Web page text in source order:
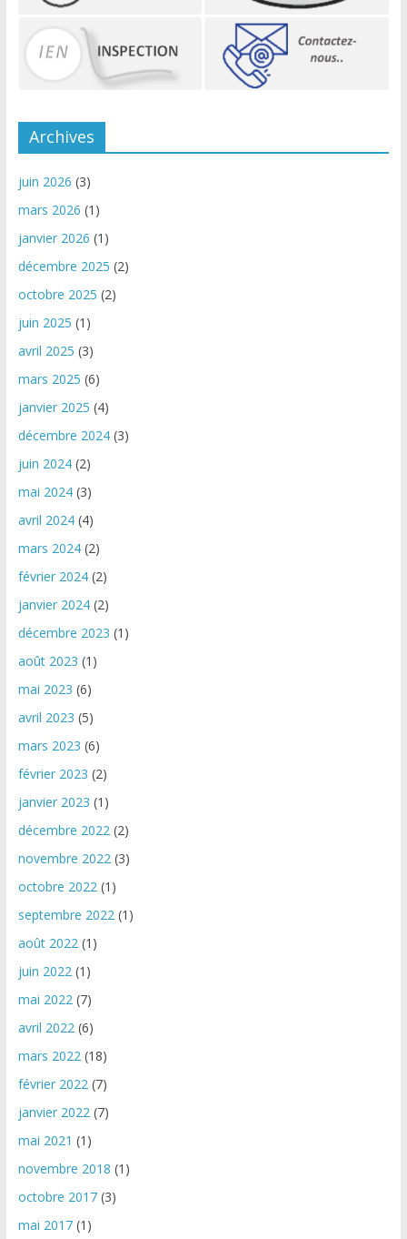
Archives
juin 2026 (3)
mars 2026 (1)
janvier 2026 (1)
décembre 2025 (2)
octobre 2025 (2)
juin 2025 (1)
avril 2025 (3)
mars 2025 (6)
janvier 2025 (4)
décembre 2024(3)
juin 2024(2)
mai 2024(3)
avril 2024(4)
mars 2024(2)
février 2024(2)
janvier 2024(2)
décembre 2023 (1)
août 2023 (1)
mai 2023 (6)
avril 2023 (5)
mars 2023 (6)
février 2023 (2)
janvier 2023 (1)
décembre 2022(2)
novembre 2022(3)
octobre 2022(1)
septembre 2022(1)
août 2022(1)
juin 2022(1)
mai 2022(7)
avril 2022(6)
mars 2022(18)
février 2022(7)
janvier 2022(7)
mai 2021 (1)
novembre 2018 (1)
octobre 2017(3)
mai 2017(1)